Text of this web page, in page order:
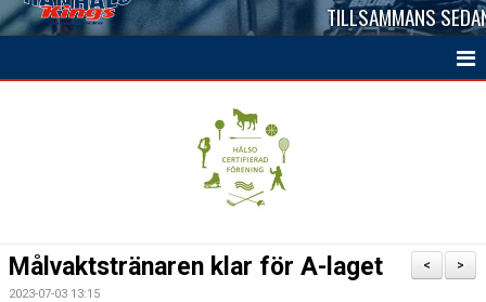
TILLSAMMANS
MATCHER
>
<
Målvaktstränaren klar för A-laget
2023-07-03 13:15